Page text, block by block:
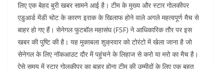
लिए एक बेहद बुरी खबर सामने आई है। टीम के मुख्य और स्टार गोलकीपर
एडुआर्ड मेंडी चोट के कारण इराक के खिलाफ होने वाले अगले महत्वपूर्ण मैच से
बाहर हो गए हैं। सेनेगल फुटबॉल महासंघ (FSF) ने आधिकारिक तौर पर इस
खबर की पुष्टि की है। यह मुकाबला शुक्रवार को टोरंटो में खेला जाना है जो
सेनेगल के लिए नॉकआउट दौर में पहुंचने के लिहाज से करो या मरो का मैच है।
ऐसे समय में स्टार गोलकीपर का बाहर होना टीम की उम्मीदों के लिए एक बहुत